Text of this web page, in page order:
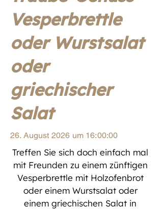
Vesperbrettle
oder Wurstsalat
oder
griechischer
Salat
26. August 2026 um 16:00:00
Treffen Sie sich doch einfach mal
mit Freunden zu einem zünftigen
Vesperbrettle mit Holzofenbrot
oder einem Wurstsalat oder
einem griechischen Salat in